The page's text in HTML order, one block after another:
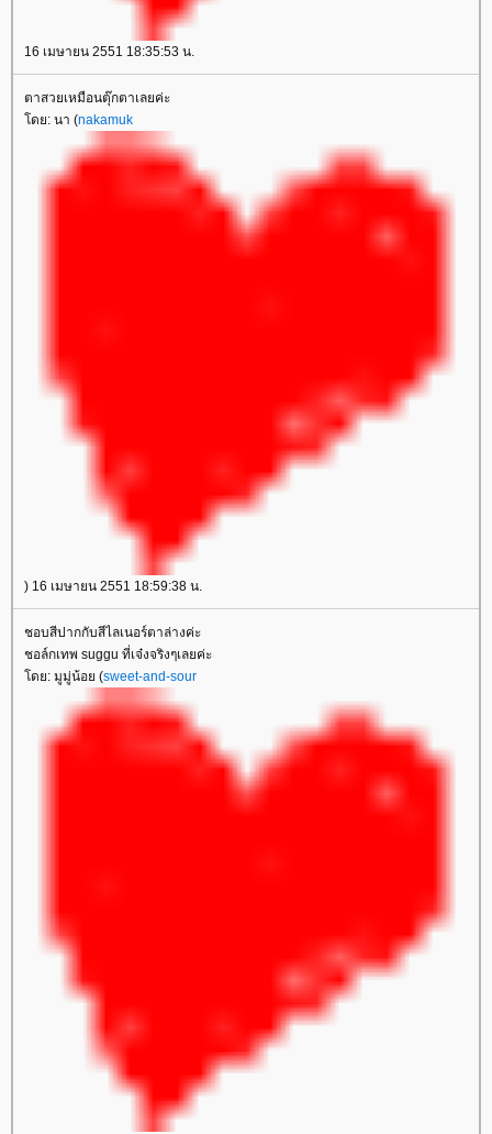
16 เมษายน 2551 18:35:53 น.
ตาสวยเหมือนตุ๊กตาเลยค่ะ
ดย: นา (nakamuk
) 16 เมษายน 2551 18:59:38 น.
ชอบสีปากกับสีไลเนอร์ตาล่างค่ะ
ชอล์กเทพ suggu ที่เจ๋งจริงๆเลยค่ะ
ดย: มูมู่น้อย (sweet-and-sour